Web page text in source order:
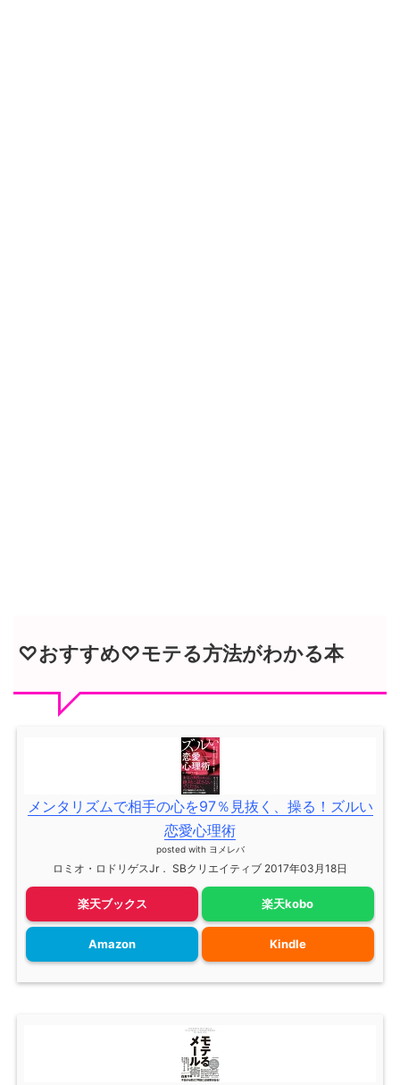
♡おすすめ♡モテる方法がわかる本
メンタリズムで相手の心を97％見抜く、操る！ズルい
恋愛心理術
posted with ヨメレバ
ロミオ・ロドリゲスJr． SBクリエイティブ 2017年03月18日
楽天ブックス 楽天kobo
Amazon Kindle